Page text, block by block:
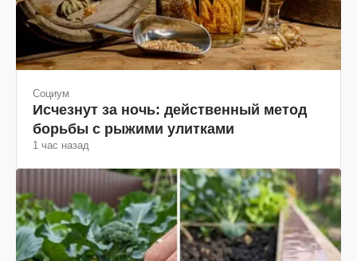
Социум
Исчезнут за ночь: действенный метод
борьбы с рыжими улитками
1 час назад